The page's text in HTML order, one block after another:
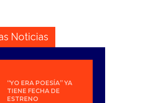
Noticias
“YO ERA POESÍA” YA
TIENE FECHA DE
ESTRENO